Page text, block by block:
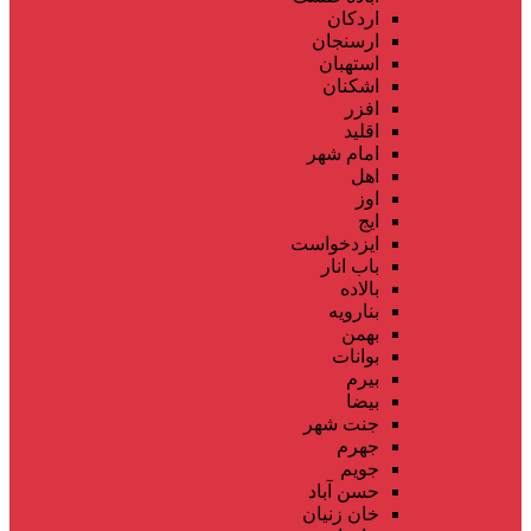
اردکان
ارسنجان
استهبان
اشکنان
افزر
اقلید
امام شهر
اهل
اوز
ایج
ایزدخواست
باب انار
بالاده
بنارویه
بهمن
بوانات
بیرم
بیضا
جنت شهر
جهرم
جویم
حسن آباد
خان زنیان